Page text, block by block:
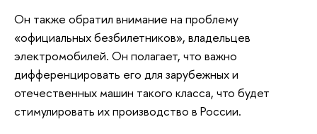
Он также обратил внимание на проблему
«официальных безбилетников», владельцев
электромобилей. Он полагает, что важно
дифференцировать его для зарубежных и
отечественных машин такого класса, что будет
стимулировать их производство в России.